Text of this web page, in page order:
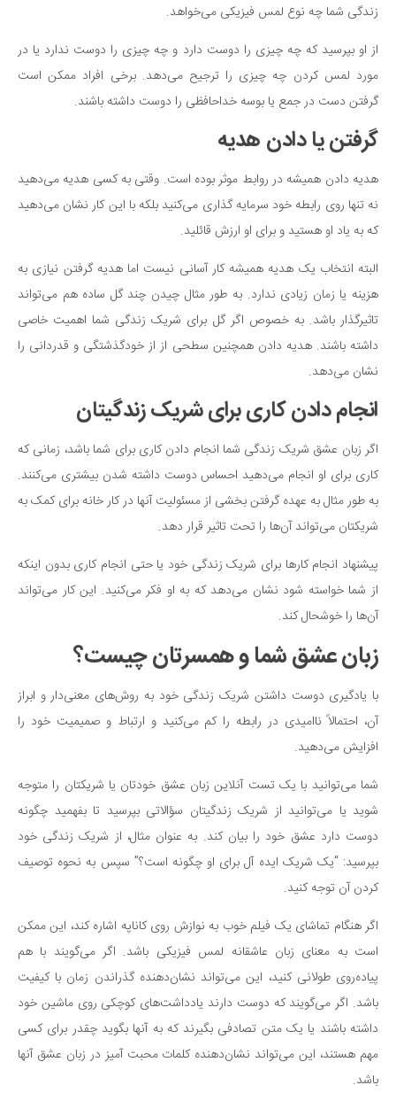
زندگی شما چه نوع لمس فیزیکی می‌خواهد.
از او بپرسید که چه چیزی را دوست دارد و چه چیزی را دوست ندارد یا در
مورد لمس کردن چه چیزی را ترجیح می‌دهد. برخی افراد ممکن است
گرفتن دست در جمع یا بوسه خداحافظی را دوست داشته باشند.
گرفتن یا دادن هدیه
هدیه دادن همیشه در روابط موثر بوده است. وقتی به کسی هدیه می‌دهید
نه تنها روی رابطه خود سرمایه گذاری می‌کنید بلکه با این کار نشان می‌دهید
که به یاد او هستید و برای او ارزش قائلید.
البته انتخاب یک هدیه همیشه کار آسانی نیست اما هدیه گرفتن نیازی به
هزینه یا زمان زیادی ندارد. به طور مثال چیدن چند گل ساده هم می‌تواند
تاثیرگذار باشد. به خصوص اگر گل برای شریک زندگی شما اهمیت خاصی
داشته باشند. هدیه دادن همچنین سطحی از از خودگذشتگی و قدردانی را
نشان می‌دهد.
انجام دادن کاری برای شریک زندگیتان
اگر زبان عشق شریک زندگی شما انجام دادن کاری برای شما باشد، زمانی که
کاری برای او انجام می‌دهید احساس دوست داشته شدن بیشتری می‌کنند.
به طور مثال به عهده گرفتن بخشی از مسئولیت آنها در کار خانه برای کمک به
شریکتان می‌تواند آن‌ها را تحت تاثیر قرار دهد.
پیشنهاد انجام کارها برای شریک زندگی خود یا حتی انجام کاری بدون اینکه
از شما خواسته شود نشان می‌دهد که به او فکر می‌کنید. این کار می‌تواند
آن‌ها را خوشحال کند.
زبان عشق شما و همسرتان چیست؟
با یادگیری دوست داشتن شریک زندگی خود به روش‌های معنی‌دار و ابراز
آن، احتمالاً ناامیدی در رابطه را کم می‌کنید و ارتباط و صمیمیت خود را
افزایش می‌دهید.
شما می‌توانید با یک تست آنلاین زبان عشق خودتان یا شریکتان را متوجه
شوید یا می‌توانید از شریک زندگیتان سؤالاتی بپرسید تا بفهمید چگونه
دوست دارد عشق خود را بیان کند. به عنوان مثال، از شریک زندگی خود
بپرسید: “یک شریک ایده آل برای او چگونه است؟” سپس به نحوه توصیف
کردن آن توجه کنید.
اگر هنگام تماشای یک فیلم خوب به نوازش روی کاناپه اشاره کند، این ممکن
است به معنای زبان عاشقانه لمس فیزیکی باشد. اگر می‌گویند با هم
پیاده‌روی طولانی کنید، این می‌تواند نشان‌دهنده گذراندن زمان با کیفیت
باشد. اگر می‌گویند که دوست دارند یادداشت‌های کوچکی روی ماشین خود
داشته باشند یا یک متن تصادفی بگیرند که به آنها بگوید چقدر برای کسی
مهم هستند، این می‌تواند نشان‌دهنده کلمات محبت آمیز در زبان عشق آنها
باشد.